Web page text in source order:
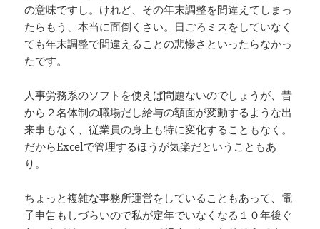
の意味ですし。けれど、その年末調整を間違えてしまっ
たらもう、本当に面倒くさい。日ごろミスをしていなく
ても年末調整で間違えることの悲惨さといったらなかっ
たです。
人事労務系のソフトを使えば問題ないのでしょうが、昔
から２名体制の職場だし給与の額面が変動するような出
来事もなく、従業員の身上も特に変化することもなく。
だからExcelで管理するほうが気楽だということもあ
り。
ちょっと複雑な事務所運営をしていることもあって、電
子申告もしづらいので私が定年でいなくなる１０年後ぐ